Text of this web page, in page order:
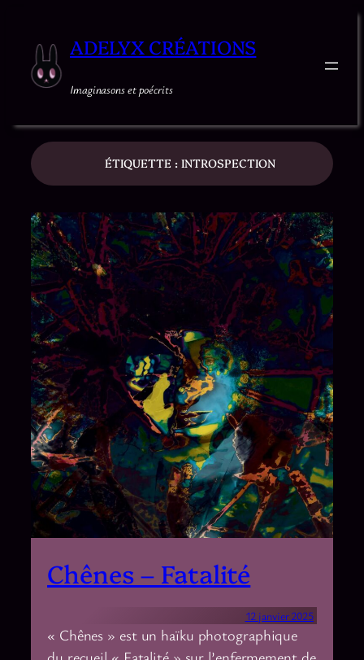
ADELYX CRÉATIONS
Imaginasons et poécrits
ÉTIQUETTE : INTROSPECTION
Chênes – Fatalité
12 janvier 2025
« Chênes » est un haïku photographique